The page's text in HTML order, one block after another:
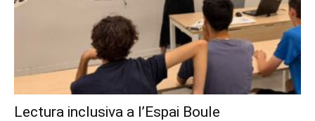
Lectura inclusiva a l’Espai Boule